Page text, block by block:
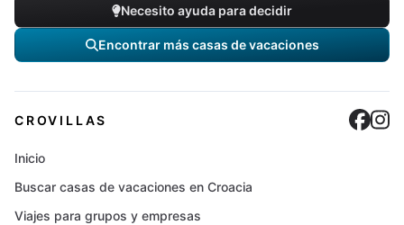
Necesito ayuda para decidir
Encontrar más casas de vacaciones
CROVILLAS
Inicio
Buscar casas de vacaciones en Croacia
Viajes para grupos y empresas